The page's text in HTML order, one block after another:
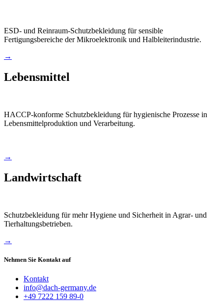
ESD- und Reinraum-Schutzbekleidung für sensible
Fertigungsbereiche der Mikroelektronik und Halbleiterindustrie.
→
Lebensmittel
HACCP-konforme Schutzbekleidung für hygienische Prozesse in
Lebensmittelproduktion und Verarbeitung.
→
Landwirtschaft
Schutzbekleidung für mehr Hygiene und Sicherheit in Agrar- und
Tierhaltungsbetrieben.
→
Nehmen Sie Kontakt auf
Kontakt
info@dach-germany.de
+49 7222 159 89-0